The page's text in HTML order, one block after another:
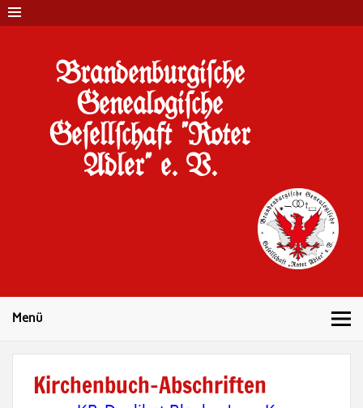
Brandenburgi#che
Genealogi#che
Ge#ell#chaft "Roter
Adler" e. V.
Menü
Kirchenbuch-Abschriften